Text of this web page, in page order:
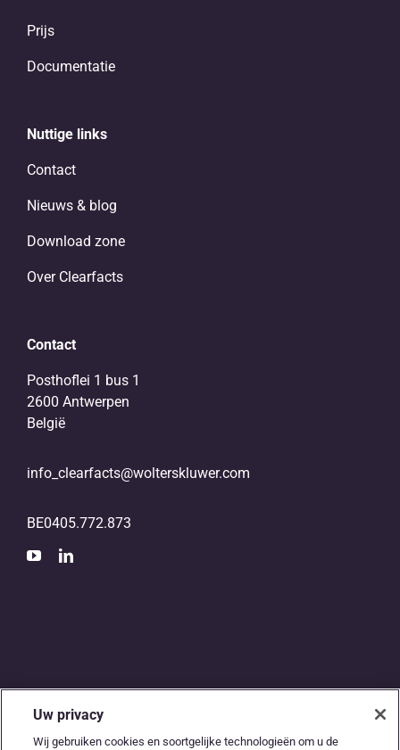
Prijs
Documentatie
Nuttige links
Contact
Nieuws & blog
Download zone
Over Clearfacts
Contact
Posthoflei 1 bus 1
2600 Antwerpen
België
info_clearfacts@wolterskluwer.com
BE0405.772.873
Uw privacy
Wij gebruiken cookies en soortgelijke technologieën om u de